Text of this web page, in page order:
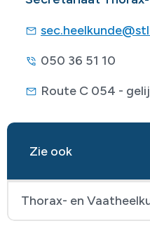
050 36 51 10
Route C 054 -
Zie ook
Thorax- en